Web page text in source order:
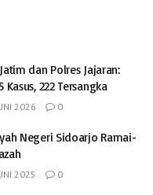
dan Polres Jajaran:
Kasus, 222 Tersangka
2026 0
Negeri Sidoarjo Ramai-
2025 0